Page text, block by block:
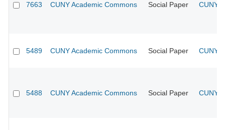
7663 CUNY Academic Commons Social Paper CUNY
5489 CUNY Academic Commons Social Paper CUNY
5488 CUNY Academic Commons Social Paper CUNY